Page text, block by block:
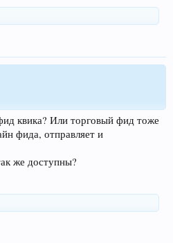
квика? Или торговый фид тоже
фида, отправляет и
же доступны?